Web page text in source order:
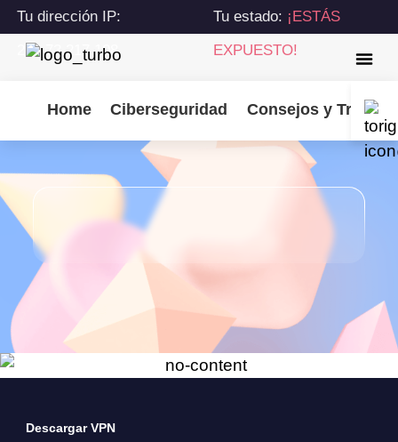
Tu dirección IP:
216.73.217.108
Tu estado: ¡ESTÁS
EXPUESTO!
Home Ciberseguridad Consejos y Trucos
Descargar VPN